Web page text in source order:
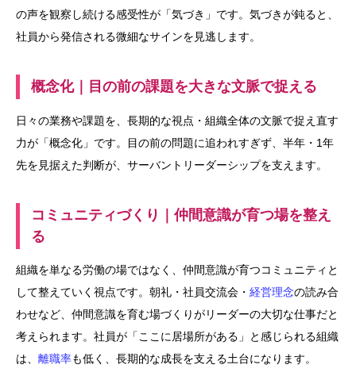
の声を観察し続ける感受性が「気づき」です。気づきが鈍ると、
社員から発信される微細なサインを見逃します。
概念化｜目の前の課題を大きな文脈で捉える
日々の業務や課題を、長期的な視点・組織全体の文脈で捉え直す
力が「概念化」です。目の前の問題に追われすぎず、半年・1年
先を見据えた判断が、サーバントリーダーシップを支えます。
コミュニティづくり｜仲間意識が育つ場を整え
る
組織を単なる労働の場ではなく、仲間意識が育つコミュニティと
して整えていく視点です。朝礼・社員交流会・ 経営理念の読み合
わせなど、仲間意識を育む場づくりがリーダーの大切な仕事だと
考えられます。社員が「ここに居場所がある」と感じられる組織
は、 離職率も低く、長期的な成長を支える土台になります。